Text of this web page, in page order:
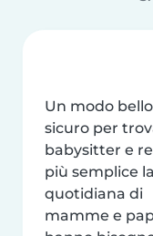
Un modo
sicuro per
babysitter e
più semplice
quotidiana di
mamme e